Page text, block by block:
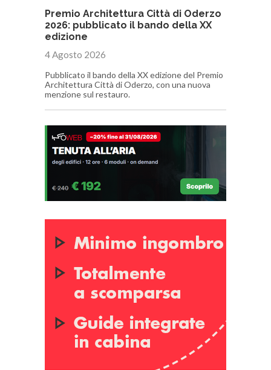
Premio Architettura Città di Oderzo
2026: pubblicato il bando della XX
edizione
4 Agosto 2026
Pubblicato il bando della XX edizione del Premio
Architettura Città di Oderzo, con una nuova
menzione sul restauro.